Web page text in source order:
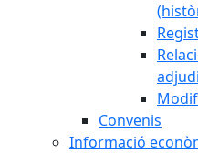
Convenis
Informació